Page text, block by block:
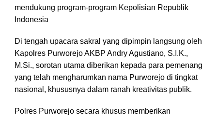
mendukung program-program Kepolisian Republik
Indonesia
Di tengah upacara sakral yang dipimpin langsung oleh
Kapolres Purworejo AKBP Andry Agustiano, S.I.K.,
M.Si., sorotan utama diberikan kepada para pemenang
yang telah mengharumkan nama Purworejo di tingkat
nasional, khususnya dalam ranah kreativitas publik.
Polres Purworejo secara khusus memberikan